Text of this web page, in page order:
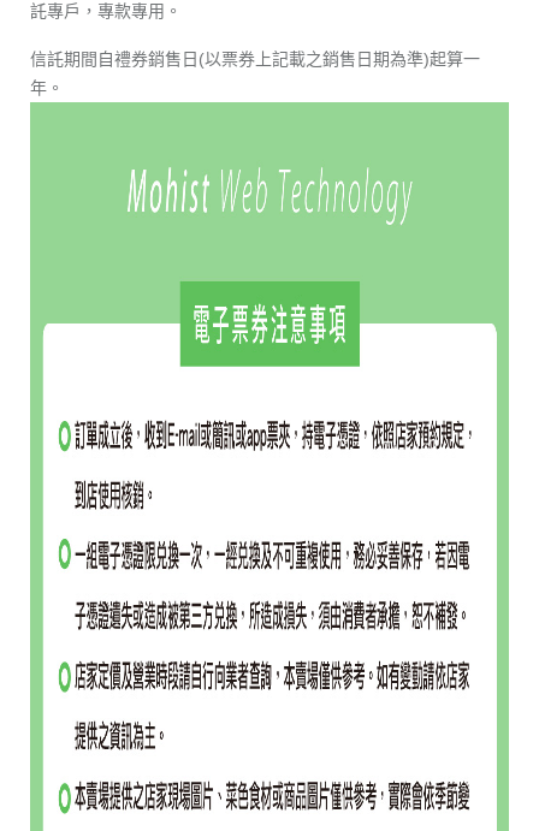
託專戶，專款專用。
信託期間自禮券銷售日(以票券上記載之銷售日期為準)起算一
年。